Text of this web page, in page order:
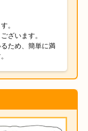
。
ざいます。
ため、簡単に満